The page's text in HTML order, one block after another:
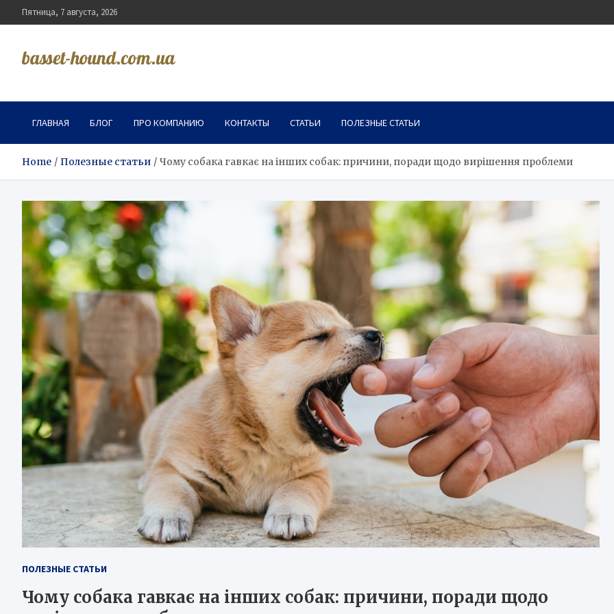
to
Пятница, 7 августа, 2026
basset-hound.com.ua
ГЛАВНАЯ БЛОГ ПРО КОМПАНИЮ КОНТАКТЫ СТАТЬИ ПОЛЕЗНЫЕ СТАТЬИ
Home Полезные статьи Чому собака гавкає на інших собак: причини, поради щодо вирішення проблеми
ПОЛЕЗНЫЕ СТАТЬИ
Чому собака гавкає на інших собак: причини, поради щодо